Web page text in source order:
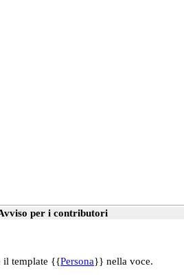
per i contributori
il template {{Persona}} nella voce.